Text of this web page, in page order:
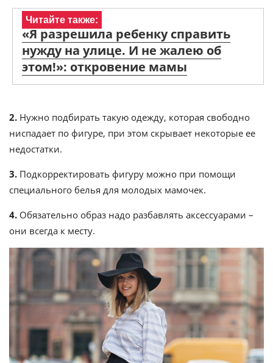
Читайте также:
«Я разрешила ребенку справить
нужду на улице. И не жалею об
этом!»: откровение мамы
2. Нужно подбирать такую одежду, которая свободно
ниспадает по фигуре, при этом скрывает некоторые ее
недостатки.
3. Подкорректировать фигуру можно при помощи
специального белья для молодых мамочек.
4. Обязательно образ надо разбавлять аксессуарами –
они всегда к месту.